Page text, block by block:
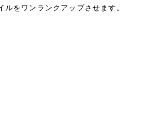
ルをワンランクアップさせます。